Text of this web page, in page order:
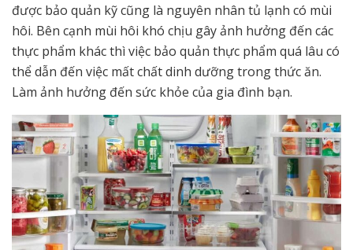
được bảo quản kỹ cũng là nguyên nhân tủ lạnh có mùi
hôi. Bên cạnh mùi hôi khó chịu gây ảnh hưởng đến các
thực phẩm khác thì việc bảo quản thực phẩm quá lâu có
thể dẫn đến việc mất chất dinh dưỡng trong thức ăn.
Làm ảnh hưởng đến sức khỏe của gia đình bạn.